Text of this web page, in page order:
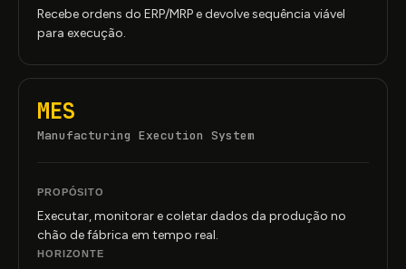
Recebe ordens do ERP/MRP e devolve sequência viável
para execução.
MES
Manufacturing Execution System
PROPÓSITO
Executar, monitorar e coletar dados da produção no
chão de fábrica em tempo real.
HORIZONTE